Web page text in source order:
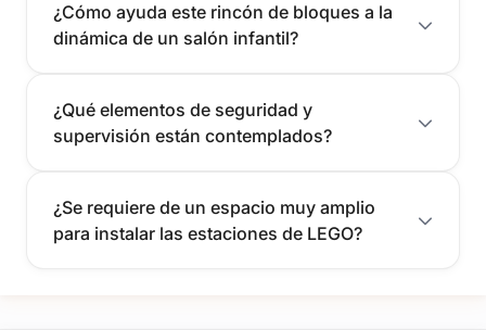
¿Cómo ayuda este rincón de bloques a la
dinámica de un salón infantil?
¿Qué elementos de seguridad y
supervisión están contemplados?
¿Se requiere de un espacio muy amplio
para instalar las estaciones de LEGO?